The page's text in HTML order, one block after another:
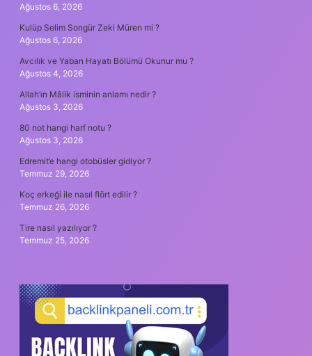
Ağustos 6, 2026
Kulüp Selim Songür Zeki Müren mi ?
Ağustos 6, 2026
Avcılık ve Yaban Hayatı Bölümü Okunur mu ?
Ağustos 4, 2026
Allah’ın Mâlik isminin anlamı nedir ?
Ağustos 3, 2026
80 not hangi harf notu ?
Ağustos 3, 2026
Edremit’e hangi otobüsler gidiyor ?
Temmuz 29, 2026
Koç erkeği ile nasıl flört edilir ?
Temmuz 26, 2026
Tire nasıl yazılıyor ?
Temmuz 25, 2026